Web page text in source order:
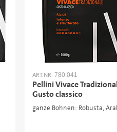
ART.NR. 780.041
Pellini Vivace
Gusto classico
ganze Bohnen: Robusta,